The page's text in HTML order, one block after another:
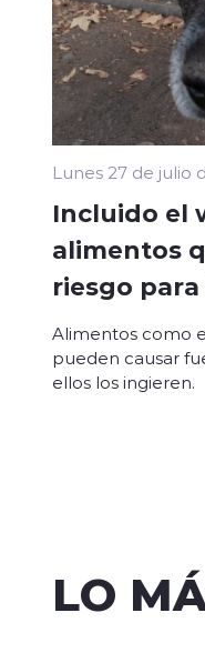
Lunes 27 de julio
Incluido el
alimentos
riesgo
Alimentos como
pueden causar
ellos los ingieren.
LO